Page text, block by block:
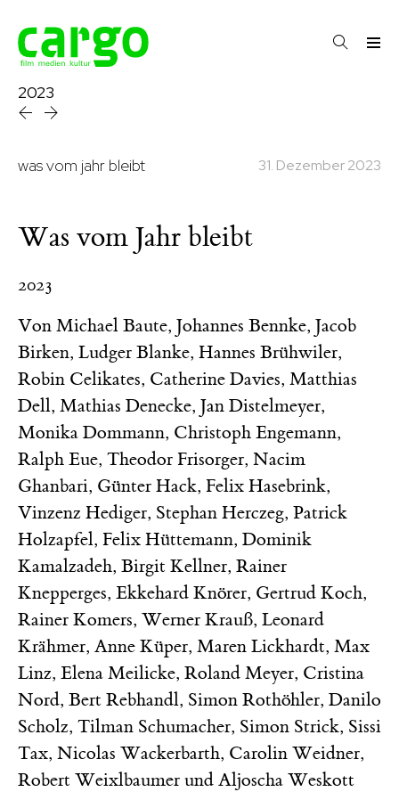
2023
was vom jahr bleibt 31. Dezember 2023
Was vom Jahr bleibt
2023
Von Michael Baute, Johannes Bennke, Jacob
Birken, Ludger Blanke, Hannes Brühwiler,
Robin Celikates, Catherine Davies, Matthias
Dell, Mathias Denecke, Jan Distelmeyer,
Monika Dommann, Christoph Engemann,
Ralph Eue, Theodor Frisorger, Nacim
Ghanbari, Günter Hack, Felix Hasebrink,
Vinzenz Hediger, Stephan Herczeg, Patrick
Holzapfel, Felix Hüttemann, Dominik
Kamalzadeh, Birgit Kellner, Rainer
Knepperges, Ekkehard Knörer, Gertrud Koch,
Rainer Komers, Werner Krauß, Leonard
Krähmer, Anne Küper, Maren Lickhardt, Max
Linz, Elena Meilicke, Roland Meyer, Cristina
Nord, Bert Rebhandl, Simon Rothöhler, Danilo
Scholz, Tilman Schumacher, Simon Strick, Sissi
Tax, Nicolas Wackerbarth, Carolin Weidner,
Robert Weixlbaumer und Aljoscha Weskott